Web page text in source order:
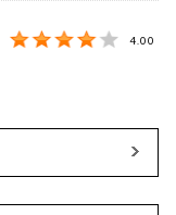
4.00